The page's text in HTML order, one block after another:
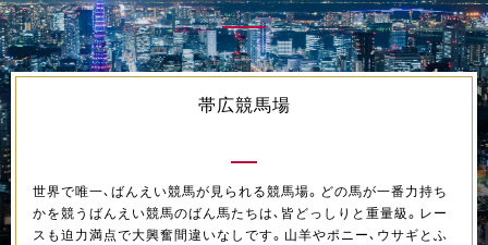
帯広競馬場
世界で唯一、ばんえい競馬が見られる競馬場。どの馬が一番力持ち
かを競うばんえい競馬のばん馬たちは、皆どっしりと重量級。レー
スも迫力満点で大興奮間違いなしです。山羊やポニー、ウサギとふ